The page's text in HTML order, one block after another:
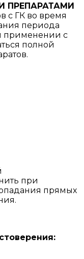
ПРЕПАРАТАМИ
с ГК во время
периода
применении с
полной
при
прямых